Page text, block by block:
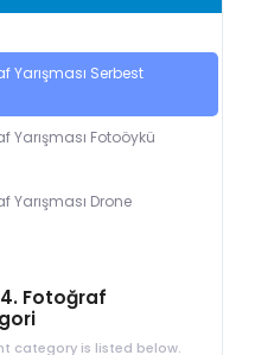
Yarışması Serbest
Yarışması Fotoöykü
Yarışması Drone
Fotoğraf
category is listed below.